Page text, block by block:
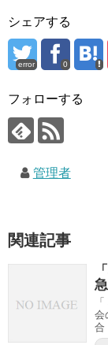
シェアする
error 0
フォローする
管理者
関連記事
会
合